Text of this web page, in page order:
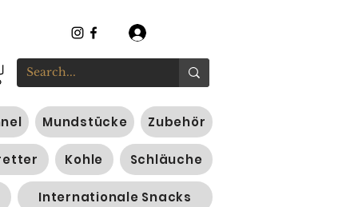
Mundstücke Zubehör
Kohle Schläuche
Internationale Snacks